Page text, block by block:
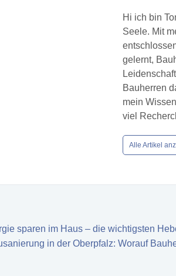
Hi ich bin
Seele. Mit
gelernt,
Bauherren
mein
viel
Alle Artikel
sparen im Haus – die wichtigsten
in der Oberpfalz: Worauf